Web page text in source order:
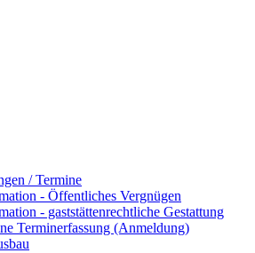
/ Termine
- Öffentliches Vergnügen
- gaststättenrechtliche Gestattung
Terminerfassung (Anmeldung)